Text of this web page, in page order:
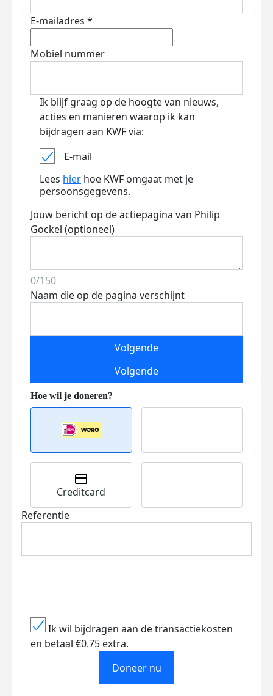
E-mailadres *
Mobiel nummer
Ik blijf graag op de hoogte van nieuws,
acties en manieren waarop ik kan
bijdragen aan KWF via:
E-mail
Lees hier hoe KWF omgaat met je
persoonsgegevens.
Jouw bericht op de actiepagina van Philip
Gockel (optioneel)
0/150
Naam die op de pagina verschijnt
Volgende
Volgende
Creditcard
Referentie
Ik wil bijdragen aan de transactiekosten
en betaal €0.75 extra.
Doneer nu